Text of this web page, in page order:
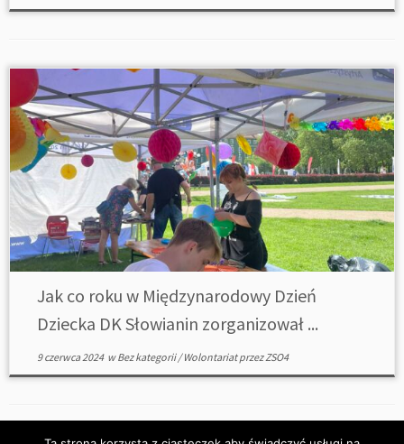
Jak co roku w Międzynarodowy Dzień
Dziecka DK Słowianin zorganizował ...
9 czerwca 2024wBez kategorii/WolontariatprzezZSO4